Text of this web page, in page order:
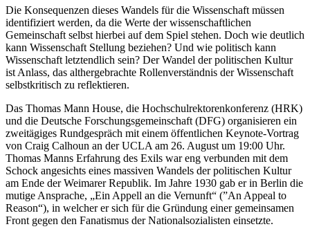
Die Konsequenzen dieses Wandels für die Wissenschaft müssen
identifiziert werden, da die Werte der wissenschaftlichen
Gemeinschaft selbst hierbei auf dem Spiel stehen. Doch wie deutlich
kann Wissenschaft Stellung beziehen? Und wie politisch kann
Wissenschaft letztendlich sein? Der Wandel der politischen Kultur
ist Anlass, das althergebrachte Rollenverständnis der Wissenschaft
selbstkritisch zu reflektieren.
Das Thomas Mann House, die Hochschulrektorenkonferenz (HRK)
und die Deutsche Forschungsgemeinschaft (DFG) organisieren ein
zweitägiges Rundgespräch mit einem öffentlichen Keynote-Vortrag
von Craig Calhoun an der UCLA am 26. August um 19:00 Uhr.
Thomas Manns Erfahrung des Exils war eng verbunden mit dem
Schock angesichts eines massiven Wandels der politischen Kultur
am Ende der Weimarer Republik. Im Jahre 1930 gab er in Berlin die
mutige Ansprache, „Ein Appell an die Vernunft“ (”An Appeal to
Reason“), in welcher er sich für die Gründung einer gemeinsamen
Front gegen den Fanatismus der Nationalsozialisten einsetzte.